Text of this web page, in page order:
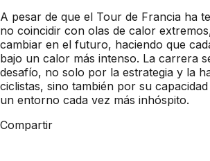
A pesar de que el Tour de Francia ha
no coincidir con olas de calor
cambiar en el futuro, haciendo que
bajo un calor más intenso. La carrera
desafío, no solo por la estrategia y la
ciclistas, sino también por su
un entorno cada vez más inhóspito.
Compartir